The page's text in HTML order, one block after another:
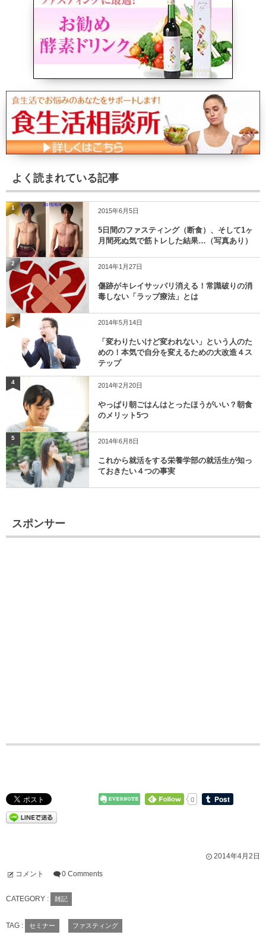
よく読まれている記事
1 2015年6月5日
5日間のファスティング（断食）、そして1ヶ
月間死ぬ気で筋トレした結果…（写真あり）
2 2014年1月27日
傷跡がキレイサッパリ消える！常識破りの消
毒しない「ラップ療法」とは
3 2014年5月14日
「変わりたいけど変われない」という人のた
めの！本気で自分を変えるための大改造４ス
テップ
4 2014年2月20日
やっぱり朝ごはんはとったほうがいい？朝食
のメリット5つ
5 2014年6月8日
これから就活をする栄養学部の就活生が知っ
ておきたい４つの事実
スポンサー
0
2014年4月2日
コメント 0 Comments
CATEGORY : 雑記
TAG : セミナー ファスティング